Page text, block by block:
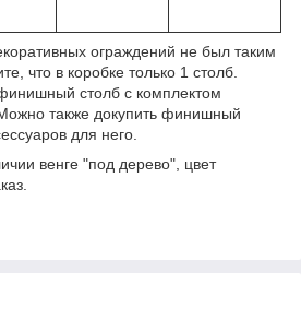
ограждений не был таким
что в коробке только 1 столб.
столб с комплектом
также докупить финишный
для него.
венге "под дерево", цвет